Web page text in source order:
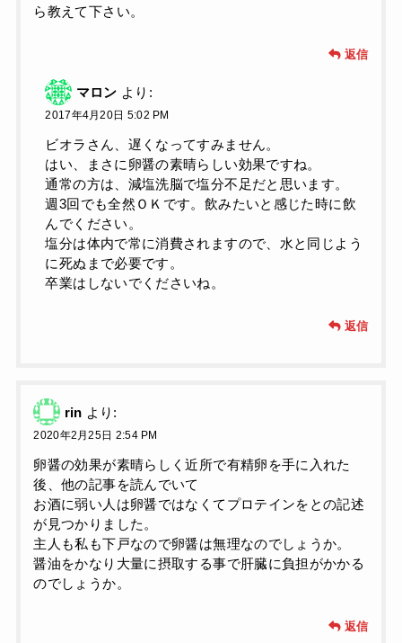
ら教えて下さい。
返信
マロン より:
2017年4月20日 5:02 PM
ビオラさん、遅くなってすみません。
はい、まさに卵醤の素晴らしい効果ですね。
通常の方は、減塩洗脳で塩分不足だと思います。
週3回でも全然ＯＫです。飲みたいと感じた時に飲
んでください。
塩分は体内で常に消費されますので、水と同じよう
に死ぬまで必要です。
卒業はしないでくださいね。
返信
rin より:
2020年2月25日 2:54 PM
卵醤の効果が素晴らしく近所で有精卵を手に入れた
後、他の記事を読んでいて
お酒に弱い人は卵醤ではなくてプロテインをとの記述
が見つかりました。
主人も私も下戸なので卵醤は無理なのでしょうか。
醤油をかなり大量に摂取する事で肝臓に負担がかかる
のでしょうか。
返信